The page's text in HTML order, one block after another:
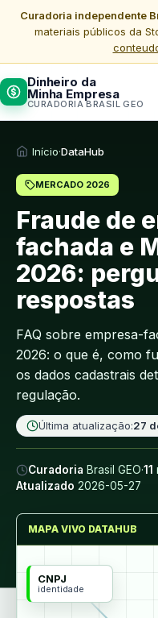
Curadoria independente
materiais públicos da
Dinheiro da
Minha Empresa
CURADORIA BRASIL GEO
Início·DataHub
MERCADO 2026
Fraude de
fachada e
2026:
respostas
FAQ sobre empresa-
2026: o que é, como
os dados cadastrais
regulação.
Última atualização:27
Curadoria Brasil GEO·11
Atualizado 2026-05-27
MAPA VIVO DATAHUB
CNPJ
identidade